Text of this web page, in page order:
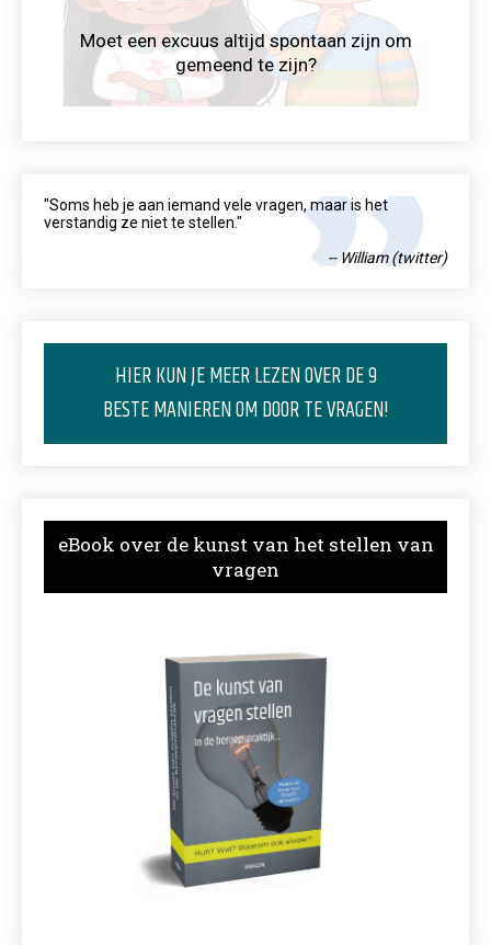
Moet een excuus altijd spontaan zijn om
gemeend te zijn?
"Soms heb je aan iemand vele vragen, maar is het
verstandig ze niet te stellen."
-- William (twitter)
HIER KUN JE MEER LEZEN OVER DE 9
BESTE MANIEREN OM DOOR TE VRAGEN!
eBook over de kunst van het stellen van
vragen